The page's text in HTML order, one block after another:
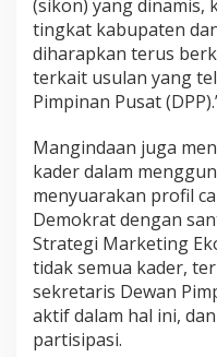
(sikon) yang dinamis,
tingkat kabupaten
diharapkan terus
terkait usulan yang
Pimpinan Pusat
Mangindaan juga
kader dalam
menyuarakan profil
Demokrat dengan
Strategi Marketing
tidak semua kader,
sekretaris Dewan
aktif dalam hal ini,
partisipasi.